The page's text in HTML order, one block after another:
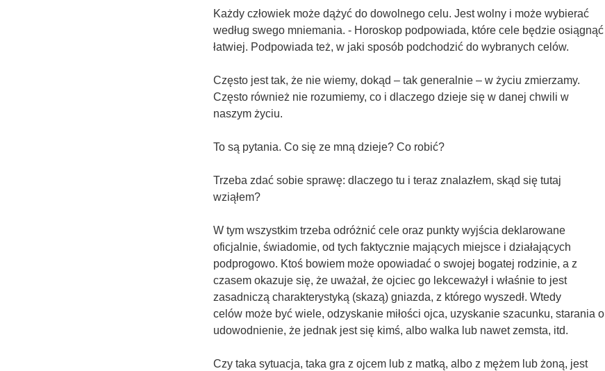
Każdy człowiek może dążyć do dowolnego celu. Jest wolny i może wybierać
według swego mniemania. - Horoskop podpowiada, które cele będzie osiągnąć
łatwiej. Podpowiada też, w jaki sposób podchodzić do wybranych celów.
Często jest tak, że nie wiemy, dokąd – tak generalnie – w życiu zmierzamy.
Często również nie rozumiemy, co i dlaczego dzieje się w danej chwili w
naszym życiu.
To są pytania. Co się ze mną dzieje? Co robić?
Trzeba zdać sobie sprawę: dlaczego tu i teraz znalazłem, skąd się tutaj
wziąłem?
W tym wszystkim trzeba odróżnić cele oraz punkty wyjścia deklarowane
oficjalnie, świadomie, od tych faktycznie mających miejsce i działających
podprogowo. Ktoś bowiem może opowiadać o swojej bogatej rodzinie, a z
czasem okazuje się, że uważał, że ojciec go lekceważył i właśnie to jest
zasadniczą charakterystyką (skazą) gniazda, z którego wyszedł. Wtedy
celów może być wiele, odzyskanie miłości ojca, uzyskanie szacunku, starania o
udowodnienie, że jednak jest się kimś, albo walka lub nawet zemsta, itd.
Czy taka sytuacja, taka gra z ojcem lub z matką, albo z mężem lub żoną, jest